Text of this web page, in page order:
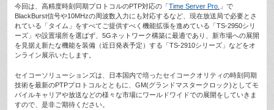
今回は、高精度時刻同期プロトコルのPTP対応の「Time Server Pro. 」で
BlackBurst信号や10MHzの周波数入力にも対応するなど、現在放送局で必要とさ
れている「タイム」をすべてご提供すべく機能拡張を進めている「TS-2950シリ
ーズ」や設置場所を選ばず、5Gネットワーク構築に最適であり、新市場への展開
を見据え新たな機能を装備（近日発表予定）する「TS-2910シリーズ」などをオ
ンライン展示いたします。
セイコーソリューションズは、日本国内で培ったセイコークオリティの時刻同期
技術を最新のPTPプロトコルとともに、GM(グランドマスタークロック)としてモ
バイルキャリアや放送などの様々な市場にワールドワイドでの展開をしていきま
すので、是非ご期待ください。